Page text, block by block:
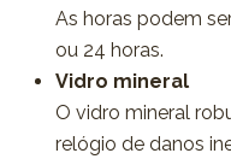
As horas podem
ou 24 horas.
Vidro mineral
O vidro mineral
relógio de danos